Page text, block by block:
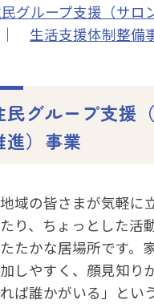
グループ支援（サロ
生活支援体制整備
民グループ支援
進）事業
域の皆さまが気軽に
り、ちょっとした活
たかな居場所です。
しやすく、顔見知り
れば誰かがいる」とい